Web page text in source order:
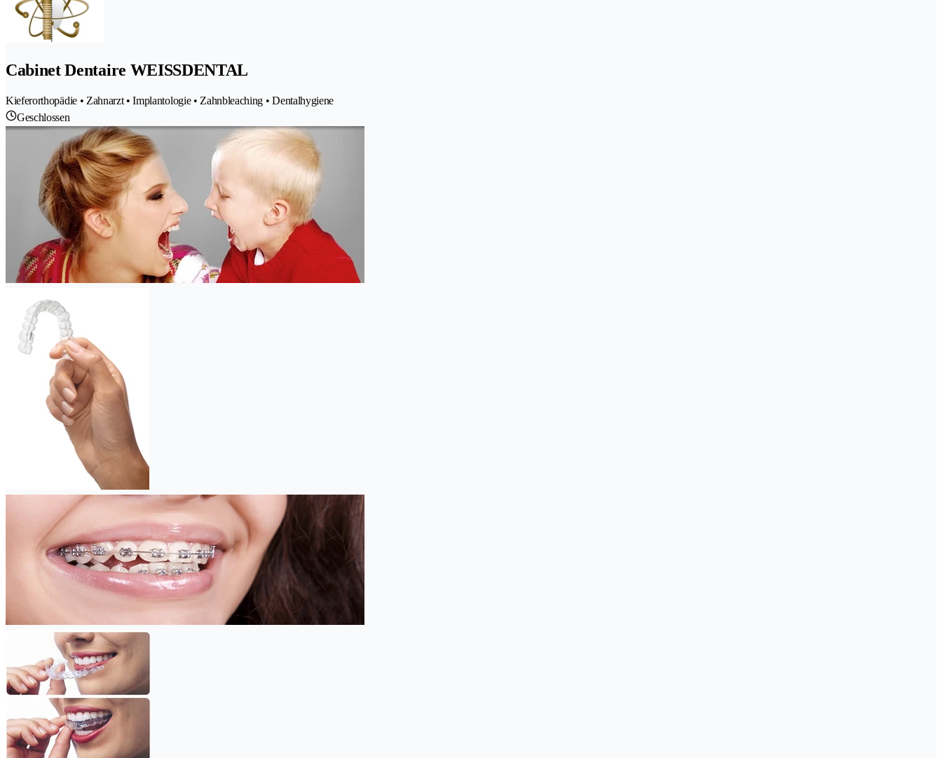
Cabinet Dentaire WEISSDENTAL
Kieferorthopädie • Zahnarzt • Implantologie • Zahnbleaching • Dentalhygiene
Geschlossen